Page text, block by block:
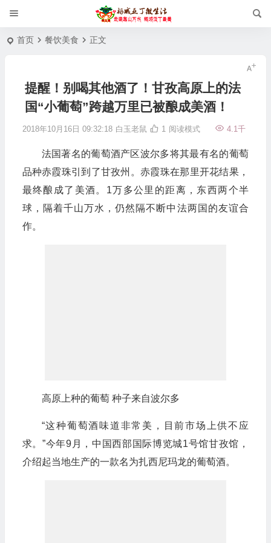
首页 餐饮美食 正文
提醒！别喝其他酒了！甘孜高原上的法
国“小葡萄”跨越万里已被酿成美酒！
2018年10月16日 09:32:18 白玉老鼠 4.1千
1 阅读模式
法国著名的葡萄酒产区波尔多将其最有名的葡萄
品种赤霞珠引到了甘孜州。赤霞珠在那里开花结果，
最终酿成了美酒。1万多公里的距离，东西两个半
球，隔着千山万水，仍然隔不断中法两国的友谊合
作。
高原上种的葡萄 种子来自波尔多
“这种葡萄酒味道非常美，目前市场上供不应
求。”今年9月，中国西部国际博览城1号馆甘孜馆，
介绍起当地生产的一款名为扎西尼玛龙的葡萄酒。